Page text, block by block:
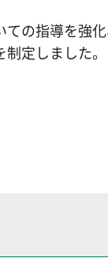
の指導を強
定しました。